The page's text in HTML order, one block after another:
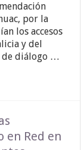
por la
los accesos
y del
de diálogo …
en Red en